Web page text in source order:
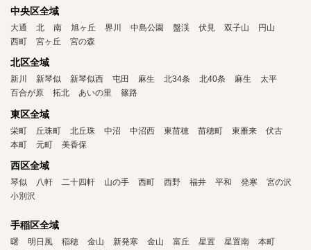
中央区全域
大通 北 南 旭ヶ丘 界川 中島公園 盤渓 伏見 双子山
円山
西町
宮ヶ丘 宮の森
北区全域
新川 新琴似 新琴似西 屯田 麻生 北34条 北40条 麻生
太平
百合が原
拓北 あいの里 篠路
東区全域
栄町 丘珠町 北丘珠 中沼 中沼西 東苗穂 苗穂町 東雁来
伏古
本町
元町 美香保
西区全域
琴似 八軒 二十四軒 山の手 西町 西野 福井 平和 発寒
宮の沢
小別沢
手稲区全域
曙 明日風 稲穂 金山 新発寒 金山 富丘 星置 星置南
本町